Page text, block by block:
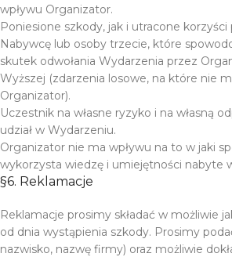
wpływu Organizator.
Poniesione szkody, jak i utracone
Nabywcę lub osoby trzecie, które
skutek odwołania Wydarzenia przez
Wyższej (zdarzenia losowe, na które nie
Organizator).
Uczestnik na własne ryzyko i na własną
udział w Wydarzeniu.
Organizator nie ma wpływu na to w jaki
wykorzysta wiedzę i umiejętności nabyte
§6. Reklamacje
Reklamacje prosimy składać w możliwie
od dnia wystąpienia szkody. Prosimy
nazwisko, nazwę firmy) oraz możliwie